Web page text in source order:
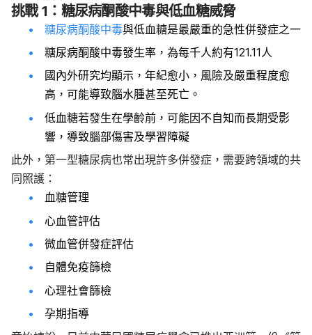
挑戰 1：糖尿病酮酸中毒與低血糖威脅
糖尿病酮酸中毒與低血糖是最嚴重的急性併發症之一
糖尿病酮酸中毒發生率，為每千人約有121.11人
國內外研究均顯示，年紀愈小，風險及嚴重程度愈
高，可能導致腦水腫甚至死亡。
低血糖若發生在學齡前，可能因不自知而長期受影
響，導致腦部傷害及學習障礙
此外，第一型糖尿病也常出現許多併發症，需要跨領域的共
同照護：
血糖管理
心血管評估
微血管併發症評估
自體免疫篩檢
心理社會篩檢
孕期指導